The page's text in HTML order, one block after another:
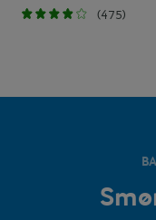
(475)